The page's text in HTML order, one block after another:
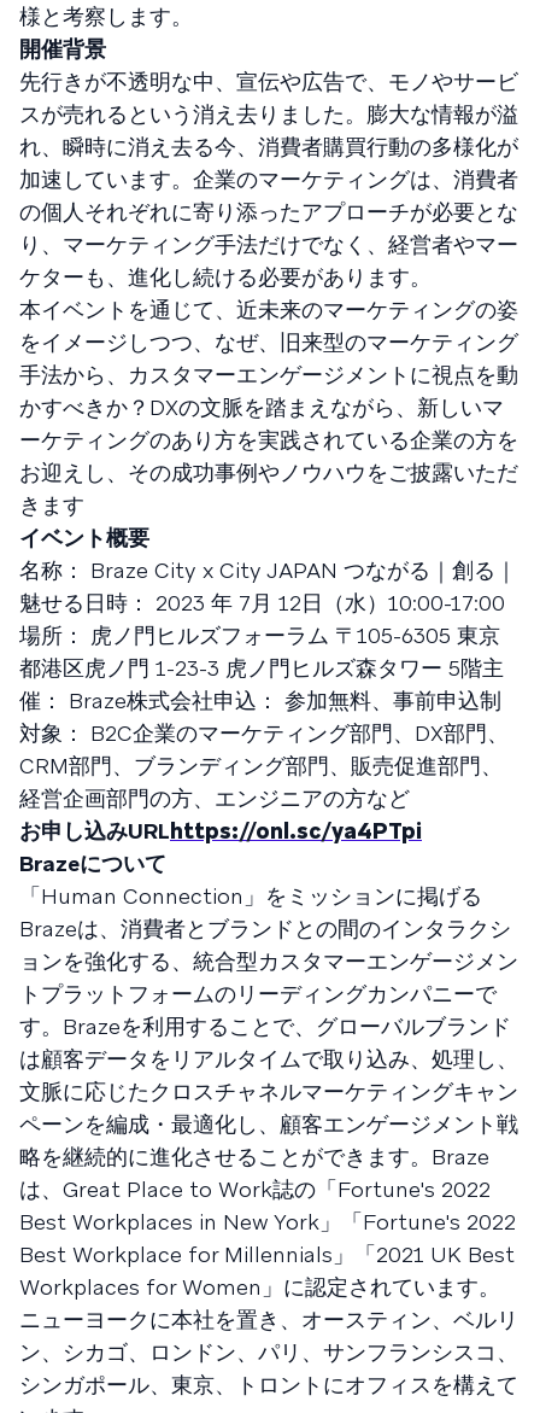
様と考察します。
開催背景
先行きが不透明な中、宣伝や広告で、モノやサービ
スが売れるという消え去りました。膨大な情報が溢
れ、瞬時に消え去る今、消費者購買行動の多様化が
加速しています。企業のマーケティングは、消費者
の個人それぞれに寄り添ったアプローチが必要とな
り、マーケティング手法だけでなく、経営者やマー
ケターも、進化し続ける必要があります。
本イベントを通じて、近未来のマーケティングの姿
をイメージしつつ、なぜ、旧来型のマーケティング
手法から、カスタマーエンゲージメントに視点を動
かすべきか？DXの文脈を踏まえながら、新しいマ
ーケティングのあり方を実践されている企業の方を
お迎えし、その成功事例やノウハウをご披露いただ
きます
イベント概要
名称： Braze City x City JAPAN つながる｜創る｜
魅せる日時： 2023 年 7月 12日（水）10:00-17:00
場所： 虎ノ門ヒルズフォーラム 〒105-6305 東京
都港区虎ノ門 1-23-3 虎ノ門ヒルズ森タワー 5階主
催： Braze株式会社申込： 参加無料、事前申込制
対象： B2C企業のマーケティング部門、DX部門、
CRM部門、ブランディング部門、販売促進部門、
経営企画部門の方、エンジニアの方など
お申し込みURLhttps://onl.sc/ya4PTpi
Brazeについて
「Human Connection」をミッションに掲げる
Brazeは、消費者とブランドとの間のインタラクシ
ョンを強化する、統合型カスタマーエンゲージメン
トプラットフォームのリーディングカンパニーで
す。Brazeを利用することで、グローバルブランド
は顧客データをリアルタイムで取り込み、処理し、
文脈に応じたクロスチャネルマーケティングキャン
ペーンを編成・最適化し、顧客エンゲージメント戦
略を継続的に進化させることができます。Braze
は、Great Place to Work誌の「Fortune's 2022
Best Workplaces in New York」「Fortune's 2022
Best Workplace for Millennials」「2021 UK Best
Workplaces for Women」に認定されています。
ニューヨークに本社を置き、オースティン、ベルリ
ン、シカゴ、ロンドン、パリ、サンフランシスコ、
シンガポール、東京、トロントにオフィスを構えて